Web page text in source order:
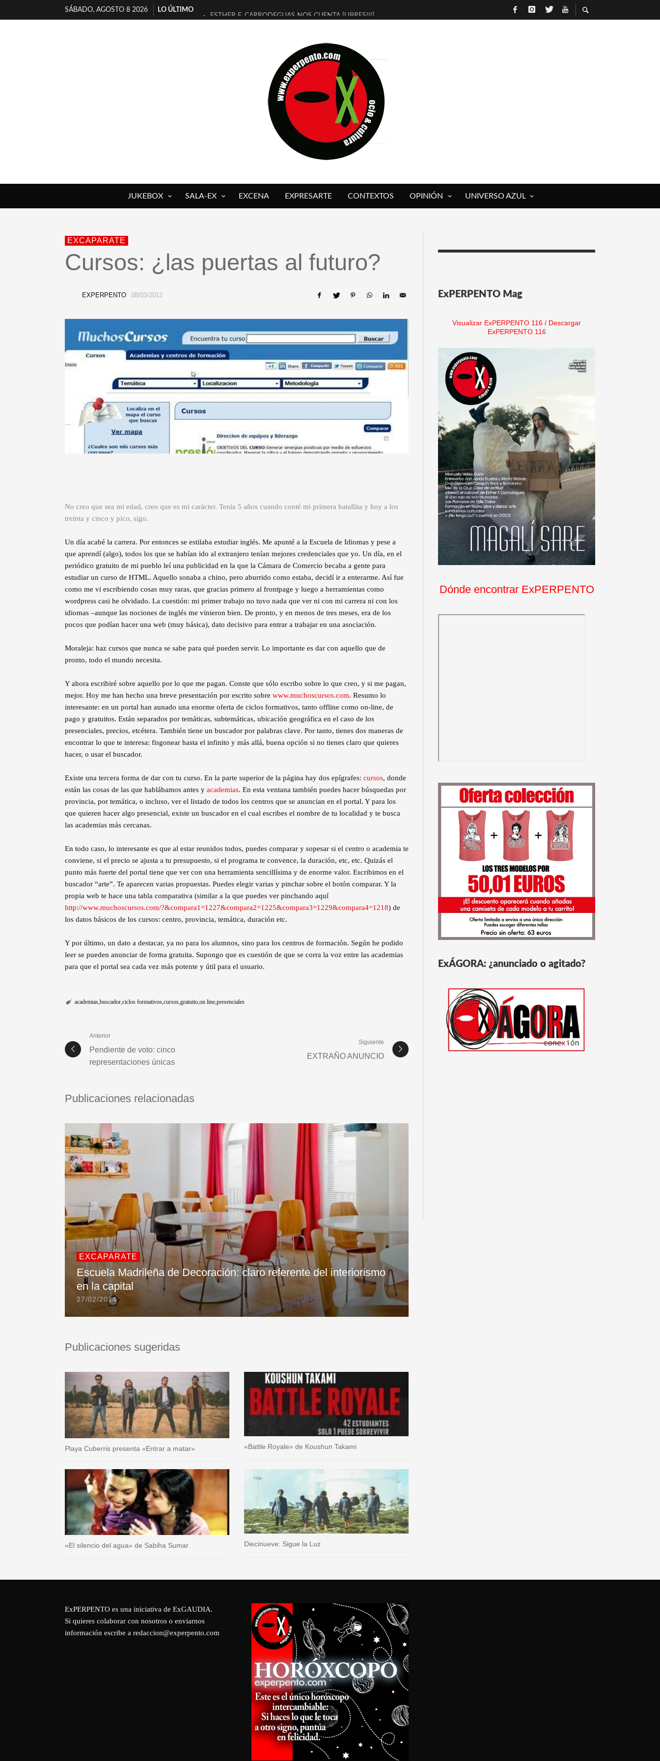
SÁBADO, AGOSTO 8 2026
LO ÚLTIMO
ESTHER F. CARRODEGUAS NOS CUENTA [LIBRES!!!]
[ELECTRA JONDA] DE JUAN GUERRERO ZAMORA
TIMBRE 4, LA ESCUELA DEL DIRECTOR TEATRAL CLAUDIO TOLCACHIR
30 AÑOS (NO ES NADA) DE LA KATARSIS DEL TOMATAZO
MILITARES JUDÍAS EN #EXVITA
D’BALDOMEROS REINVENTAN [BITÁCORA 3.0] EN EXVITA
MARSHALL FLASH PRESENTA EN EXVITA [RELATIVA SENCILLEZ]
JOFRE BARDAGÍ EN EXVITA INTERPRETANDO A SERRAT
JUKEBOX SALA-EX EXCENA EXPRESARTE CONTEXTOS OPINIÓN UNIVERSO AZUL
EXCAPARATE
Cursos: ¿las puertas al futuro?
EXPERPENTO 08/03/2012
No creo que sea mi edad, creo que es mi carácter. Tenía 5 años cuando conté mi primera batallita y hoy a los
treinta y cinco y pico, sigo.
Un día acabé la carrera. Por entonces se estilaba estudiar inglés. Me apunté a la Escuela de Idiomas y pese a
que aprendí (algo), todos los que se habían ido al extranjero tenían mejores credenciales que yo. Un día, en el
periódico gratuito de mi pueblo leí una publicidad en la que la Cámara de Comercio becaba a gente para
estudiar un curso de HTML. Aquello sonaba a chino, pero aburrido como estaba, decidí ir a enterarme. Así fue
como me vi escribiendo cosas muy raras, que gracias primero al frontpage y luego a herramientas como
wordpress casi he olvidado. La cuestión: mi primer trabajo no tuvo nada que ver ni con mi carrera ni con los
idiomas –aunque las nociones de inglés me vinieron bien. De pronto, y en menos de tres meses, era de los
pocos que podían hacer una web (muy básica), dato decisivo para entrar a trabajar en una asociación.
Moraleja: haz cursos que nunca se sabe para qué pueden servir. Lo importante es dar con aquello que de
pronto, todo el mundo necesita.
Y ahora escribiré sobre aquello por lo que me pagan. Conste que sólo escribo sobre lo que creo, y si me pagan,
mejor. Hoy me han hecho una breve presentación por escrito sobre www.muchoscursos.com. Resumo lo
interesante: en un portal han aunado una enorme oferta de ciclos formativos, tanto offline como on-line, de
pago y gratuitos. Están separados por temáticas, subtemáticas, ubicación geográfica en el caso de los
presenciales, precios, etcétera. También tiene un buscador por palabras clave. Por tanto, tienes dos maneras de
encontrar lo que te interesa: fisgonear hasta el infinito y más allá, buena opción si no tienes claro que quieres
hacer, o usar el buscador.
Existe una tercera forma de dar con tu curso. En la parte superior de la página hay dos epígrafes: cursos, donde
están las cosas de las que hablábamos antes y academias. En esta ventana también puedes hacer búsquedas por
provincia, por temática, o incluso, ver el listado de todos los centros que se anuncian en el portal. Y para los
que quieren hacer algo presencial, existe un buscador en el cual escribes el nombre de tu localidad y te busca
las academias más cercanas.
En todo caso, lo interesante es que al estar reunidos todos, puedes comparar y sopesar si el centro o academia te
conviene, si el precio se ajusta a tu presupuesto, si el programa te convence, la duración, etc, etc. Quizás el
punto más fuerte del portal tiene que ver con una herramienta sencillísima y de enorme valor. Escribimos en el
buscador “arte”. Te aparecen varias propuestas. Puedes elegir varias y pinchar sobre el botón comparar. Y la
propia web te hace una tabla comparativa (similar a la que puedes ver pinchando aquí
http://www.muchoscursos.com/?&compara1=1227&compara2=1225&compara3=1229&compara4=1218) de
los datos básicos de los cursos: centro, provincia, temática, duración etc.
Y por último, un dato a destacar, ya no para los alumnos, sino para los centros de formación. Según he podido
leer se pueden anunciar de forma gratuita. Supongo que es cuestión de que se corra la voz entre las academias
para que el portal sea cada vez más potente y útil para el usuario.
academias buscador ciclos formativos cursos gratuito on line presenciales
Anterior
Pendiente de voto: cinco
representaciones únicas
Siguiente
EXTRAÑO ANUNCIO
Publicaciones relacionadas
EXCAPARATE
Escuela Madrileña de Decoración: claro referente del interiorismo
en la capital
27/02/2014
Publicaciones sugeridas
Playa Cuberris presenta «Entrar a matar» «Battle Royale» de Koushun Takami
«El silencio del agua» de Sabiha Sumar Diecinueve: Sigue la Luz
ExPERPENTO Mag
Visualizar ExPERPENTO 116 / Descargar
ExPERPENTO 116
Dónde encontrar ExPERPENTO
ExÁGORA: ¿anunciado o agitado?
ExPERPENTO es una iniciativa de ExGAUDIA.
Si quieres colaborar con nosotros o enviarnos
información escribe a redaccion@experpento.com